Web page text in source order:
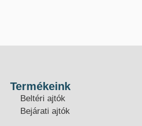
Termékeink
Beltéri ajtók
Bejárati ajtók